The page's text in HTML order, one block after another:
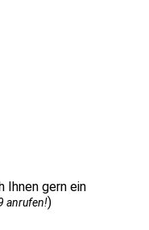
Ihnen gern ein
anrufen!)